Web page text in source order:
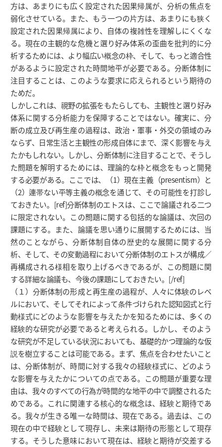
方は、あまりにも広く設定された因果帰属が、分析の焦点を
弱化させている。また、もう一つの片方は、あまりにも狭く
設定された因果帰属により、自体の複雑性を理解しにくくな
る。現在の主観的な危機と選り好み体系の歪曲を批判的に分
析するためには、より幅広い概念の枠、そして、もっと適合性
があるように設定された時間地平が必要である。分断体制に
注目することは、このような要求に応えられるという期待の
ためだ。
しかしこれは、視野の拡張をもたらしても、主観性と選り好み
体系に関する分析能力を保障することではない。確実に、分
断の成立及び再生産の過程は、政治・軍事・外交の領域のみ
ならず、日常生活と主観性の形成自体にまで、深く影響を与え
たかもしれない。しかし、分断体制に注目することで、そうし
た問題を解明するためには、理論的な枠と概念をもっと開発
する必要がある。ここでは、（1）現在主義（presentism）と
（2）連帯ない平等主義の概念を通じて、その可能性を打診し
ておきたい。[ref]分断体制のエトスは、ここで論議される二つ
に限定されない。この問題に関する包括的な論議は、次回の
課題にする。また、論議を思い通りに展開するためには、当
然のことながら、分断体制自体の歴史的な展開に関する分
析、そして、その変動過程において分断体制のエトスが構成／
再構成される様相を取り上げるべきであるが、この問題に関
する詳細な論議も、今後の課題にしておきたい。[/ref]
（１）分断体制の形成と再生産の過程が、人々に体験のレベ
ルにおいて、そしてそれによって条件づけられた認知図式と行
動様式にどのような影響を与えたかを知るためには、多くの
経験的な研究が必要であると考えられる。しかし、そのよう
な研究が不足している状況においても、基礎的かつ理論的な仮
説を樹立することは可能である。まず、焦点を合わせたいこと
は、分断体制が、時間に対する我々の経験様式に、どのよう
な影響を与えたかについての点である。この問題が重要な理
由は、我々のすべての行為が時間的な地平の中で調整されるた
めである。これに関連する核心的な概念は、経験と期待であ
る。我々が生きる唯一な時間は、現在である。過去は、この
現在の中で経験として現存し、未来は期待の形態として現存
する。そうした意味において現在は、経験と期待が交差する